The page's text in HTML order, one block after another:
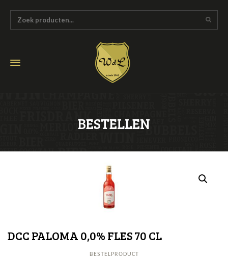
BESTELLEN
DCC PALOMA 0,0% FLES 70 CL
BESTELPRODUCT